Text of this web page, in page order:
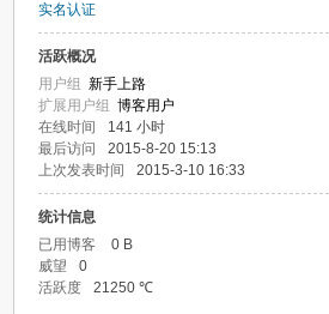
实名认证
活跃概况
用户组 新手上路
扩展用户组 博客用户
在线时间
141 小时
最后访问
2015-8-20 15:13
上次发表时间
2015-3-10 16:33
统计信息
已用博客
0 B
威望
0
活跃度
21250 ℃